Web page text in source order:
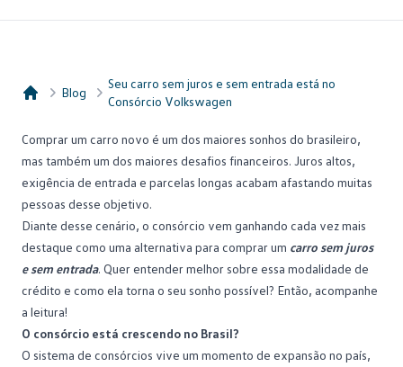
Consórcio Embracon
Blog
Seu carro sem juros e sem entrada está no
Consórcio Volkswagen
Comprar um carro novo é um dos maiores sonhos do brasileiro,
mas também um dos maiores desafios financeiros. Juros altos,
exigência de entrada e parcelas longas acabam afastando muitas
pessoas desse objetivo.
Diante desse cenário, o consórcio vem ganhando cada vez mais
destaque como uma alternativa para comprar um carro sem juros
e sem entrada. Quer entender melhor sobre essa modalidade de
crédito e como ela torna o seu sonho possível? Então, acompanhe
a leitura!
O consórcio está crescendo no Brasil?
O sistema de consórcios vive um momento de expansão no país,